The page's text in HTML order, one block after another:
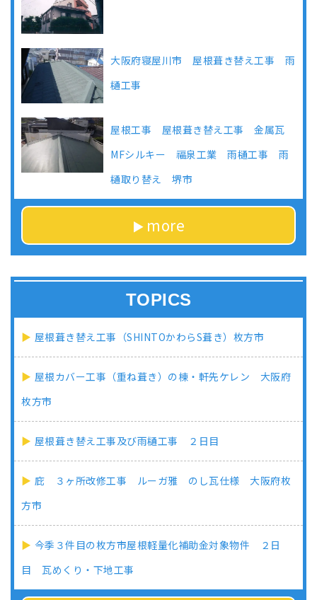
大阪府寝屋川市 屋根葺き替え工事 雨
樋工事
屋根工事 屋根葺き替え工事 金属瓦
MFシルキー 福泉工業 雨樋工事 雨
樋取り替え 堺市
more
TOPICS
屋根葺き替え工事（SHINTOかわらS葺き）枚方市
屋根カバー工事（重ね葺き）の棟・軒先ケレン 大阪府
枚方市
屋根葺き替え工事及び雨樋工事 ２日目
庇 ３ヶ所改修工事 ルーガ雅 のし瓦仕様 大阪府枚
方市
今季３件目の枚方市屋根軽量化補助金対象物件 ２日
目 瓦めくり・下地工事